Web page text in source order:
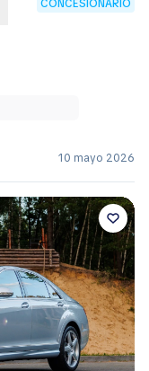
CONCESIONARIO
10 mayo 2026